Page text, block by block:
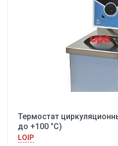
Термостат
до +100 °С)
LOIP